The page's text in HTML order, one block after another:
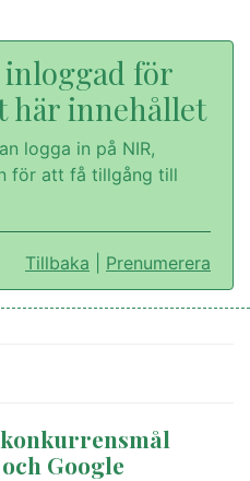
för
här innehållet
logga in på NIR,
för att få tillgång till
Tillbaka Prenumerera
Google